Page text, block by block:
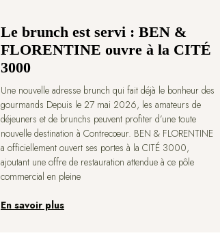
Le brunch est servi : BEN &
FLORENTINE ouvre à la CITÉ
3000
Une nouvelle adresse brunch qui fait déjà le bonheur des
gourmands Depuis le 27 mai 2026, les amateurs de
déjeuners et de brunchs peuvent profiter d’une toute
nouvelle destination à Contrecœur. BEN & FLORENTINE
a officiellement ouvert ses portes à la CITÉ 3000,
ajoutant une offre de restauration attendue à ce pôle
commercial en pleine
En savoir plus